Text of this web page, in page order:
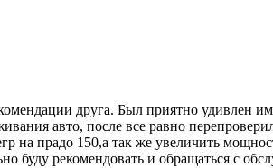
друга. Был приятно удивлен
авто, после все равно
на прадо 150,а так же увеличить
буду рекомендовать и обращаться с